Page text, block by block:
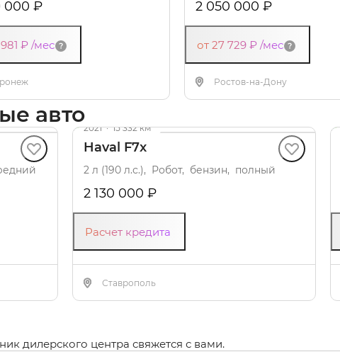
000 ₽
₽ /мес
2 050 000 ₽
от 27 729 ₽ /мес
Ростов-на-Дону
авто2021·15 332 км
Haval F7x
2 л (190 л.с.), Робот, бензин, полный
2 130 000 ₽
Расчет кредита
Ставрополь
дилерского центра свяжется с вами.